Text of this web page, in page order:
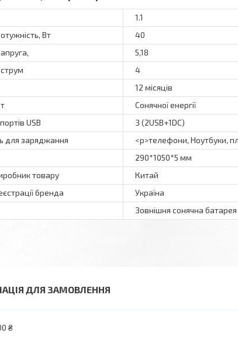
1.1
Вт
40
5,18
4
12 місяців
Сонячної енергії
USB
3 (2USB+1DC)
для заряджання
<p>телефони, Ноутбуки,
290*1050*5 мм
товару
Китай
бренда
Україна
Зовнішня сонячна батарея
ДЛЯ ЗАМОВЛЕННЯ
₴